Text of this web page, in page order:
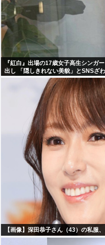
『紅白』出場の17歳女子高生シンガ
出し 「隠しきれない美貌」とSNSざ
【画像】深田恭子さん（43）の私服